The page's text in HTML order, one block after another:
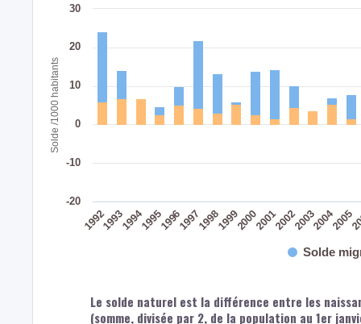
Solde /1000 habitants
19921993199419951996199719981999200020012002200320042005
-20
-10
0
10
20
30
Solde
Le solde naturel est la différence entre les
(somme, divisée par 2, de la population au 1er